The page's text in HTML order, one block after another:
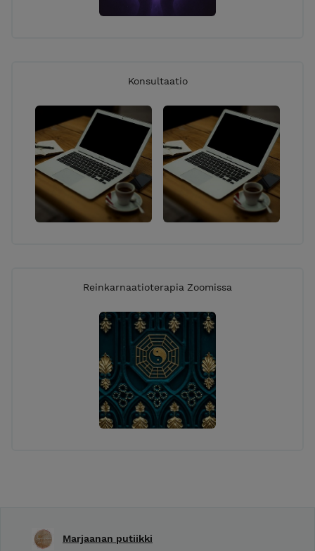
Konsultaatio
Reinkarnaatioterapia Zoomissa
Marjaanan putiikki